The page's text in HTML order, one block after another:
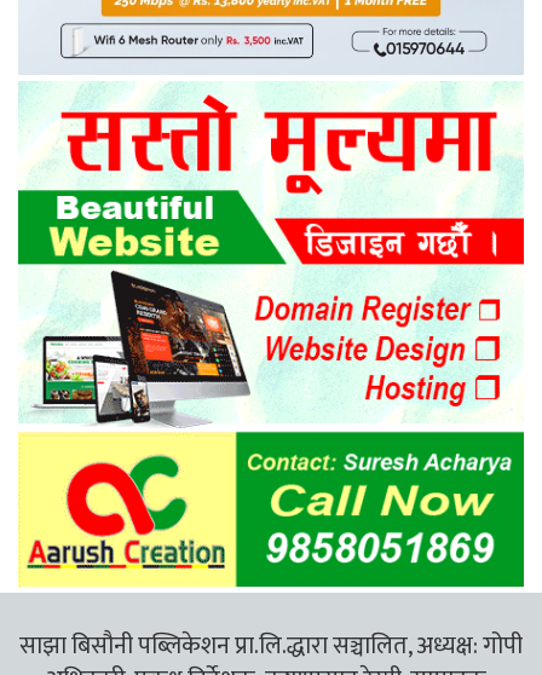
साझा बिसौनी पब्लिकेशन प्रा.लि.द्धारा सञ्चालित, अध्यक्ष: गोपी